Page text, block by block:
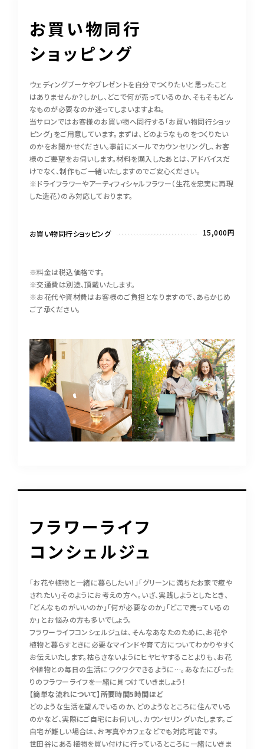
お買い物同行
ショッピング
ウェディングブーケやプレゼントを自分でつくりたいと思ったこと
はありませんか？しかし、どこで何が売っているのか、そもそもどん
なものが必要なのか迷ってしまいますよね。
当サロンではお客様のお買い物へ同行する「お買い物同行ショッ
ピング」をご用意しています。まずは、どのようなものをつくりたい
のかをお聞かせください。事前にメールでカウンセリングし、お客
様のご要望をお伺いします。材料を購入したあとは、アドバイスだ
けでなく、制作もご一緒いたしますのでご安心ください。
※ドライフラワーやアーティフィシャルフラワー（生花を忠実に再現
した造花）のみ対応しております。
お買い物同行ショッピング 15,000円
※料金は税込価格です。
※交通費は別途、頂戴いたします。
※お花代や資材費はお客様のご負担となりますので、あらかじめ
ご了承ください。
フラワーライフ
コンシェルジュ
「お花や植物と一緒に暮らしたい！」「グリーンに満ちたお家で癒や
されたい」そのようにお考えの方へ。いざ、実践しようとしたとき、
「どんなものがいいのか」「何が必要なのか」「どこで売っているの
か」とお悩みの方も多いでしょう。
フラワーライフコンシェルジュは、そんなあなたのために、お花や
植物と暮らすときに必要なマインドや育て方についてわかりやすく
お伝えいたします。枯らさないようにヒヤヒヤすることよりも、お花
や植物との毎日の生活にワクワクできるように…。あなたにぴった
りのフラワーライフを一緒に見つけていきましょう！
【簡単な流れについて】所要時間5時間ほど
どのような生活を望んでいるのか、どのようなところに住んでいる
のかなど、実際にご自宅にお伺いし、カウンセリングいたします。ご
自宅が難しい場合は、お写真やカフェなどでも対応可能です。
世田谷にある植物を買い付けに行っているところに一緒にいきま